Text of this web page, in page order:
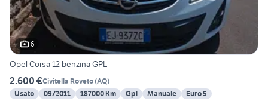
6
Opel Corsa 12 benzina GPL
2.600 €Civitella Roveto(AQ)
Usato
09/2011 187000 Km Gpl Manuale Euro 5